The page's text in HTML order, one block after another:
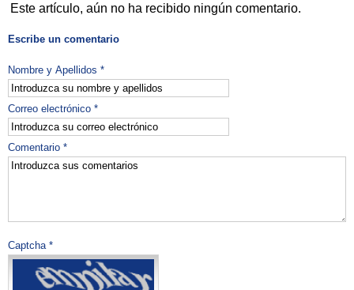
Este artículo, aún no ha recibido ningún comentario.
Escribe un comentario
Nombre y Apellidos *
Correo electrónico *
Comentario *
Captcha *